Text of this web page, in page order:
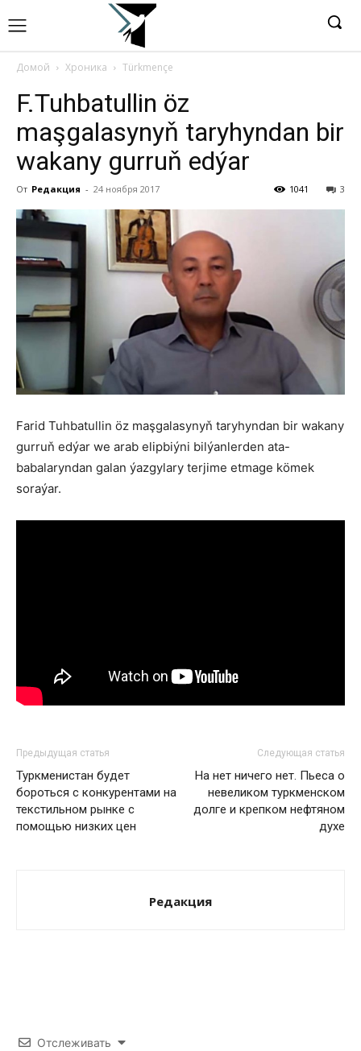
Домой Хроника Türkmençe
F.Tuhbatullin öz
maşgalasynyň taryhyndan bir
wakany gurruň edýar
От Редакция - 24 ноября 2017 3
1041
Farid Tuhbatullin öz maşgalasynyň taryhyndan bir wakany
gurruň edýar we arab elipbiýni bilýanlerden ata-
babalaryndan galan ýazgylary terjime etmage kömek
soraýar.
Предыдущая статья
Туркменистан будет
бороться с конкурентами на
текстильном рынке с
помощью низких цен
Следующая статья
На нет ничего нет. Пьеса о
невеликом туркменском
долге и крепком нефтяном
духе
Редакция
Отслеживать